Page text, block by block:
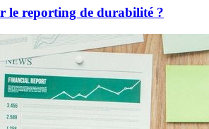
le reporting de durabilité ?